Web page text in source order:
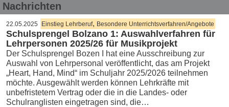
Nachrichten
22.05.2025 Einstieg Lehrberuf, Besondere Unterrichtsverfahren/Angebote
Schulsprengel Bolzano 1: Auswahlverfahren für
Lehrpersonen 2025/26 für Musikprojekt
Der Schulsprengel Bozen I hat eine Ausschreibung zur
Auswahl von Lehrpersonal veröffentlicht, das am Projekt
„Heart, Hand, Mind“ im Schuljahr 2025/2026 teilnehmen
möchte. Ausgewählt werden können Lehrkräfte mit
unbefristetem Vertrag oder die in die Landes- oder
Schulranglisten eingetragen sind, die…